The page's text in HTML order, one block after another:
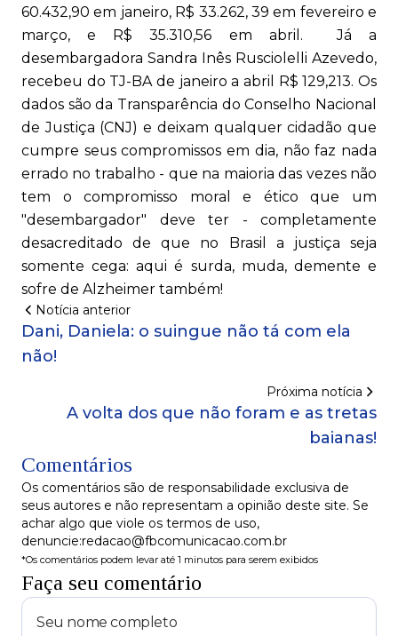
60.432,90 em janeiro, R$ 33.262, 39 em fevereiro e
março, e R$ 35.310,56 em abril. Já a
desembargadora Sandra Inês Rusciolelli Azevedo,
recebeu do TJ-BA de janeiro a abril R$ 129,213. Os
dados são da Transparência do Conselho Nacional
de Justiça (CNJ) e deixam qualquer cidadão que
cumpre seus compromissos em dia, não faz nada
errado no trabalho - que na maioria das vezes não
tem o compromisso moral e ético que um
"desembargador" deve ter - completamente
desacreditado de que no Brasil a justiça seja
somente cega: aqui é surda, muda, demente e
sofre de Alzheimer também!
Notícia anterior
Dani, Daniela: o suingue não tá com ela
não!
Próxima notícia
A volta dos que não foram e as tretas
baianas!
Comentários
Os comentários são de responsabilidade exclusiva de
seus autores e não representam a opinião deste site. Se
achar algo que viole os termos de uso,
denuncie:redacao@fbcomunicacao.com.br
*Os comentários podem levar até 1 minutos para serem exibidos
Faça seu comentário